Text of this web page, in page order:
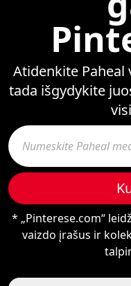
Atidenkite
tada išgydykite
* „Pinterese.com“
vaizdo įrašus ir